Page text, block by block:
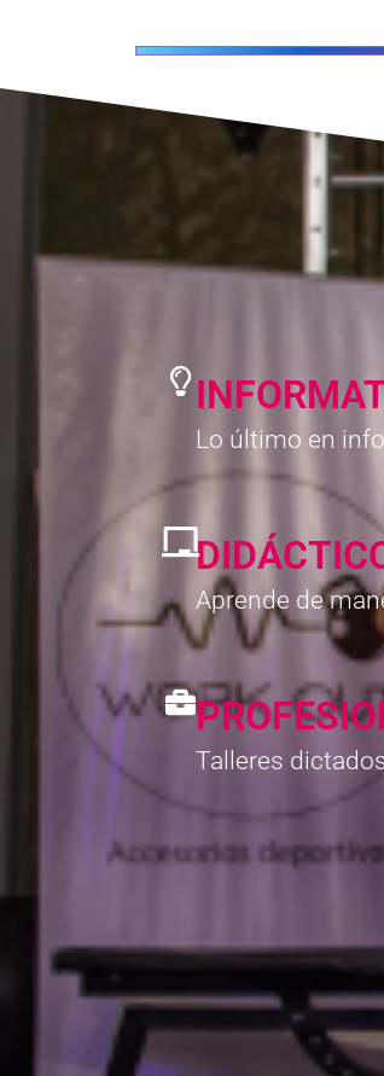
Lo último en
Aprende de
Talleres